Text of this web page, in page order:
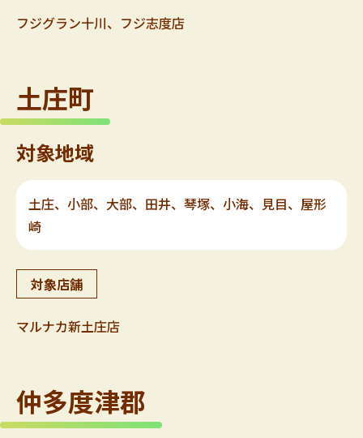
フジグラン十川、フジ志度店
土庄町
対象地域
土庄、小部、大部、田井、琴塚、小海、見目、屋形
崎
対象店舗
マルナカ新土庄店
仲多度津郡